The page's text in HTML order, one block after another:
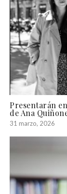
Presentarán
de Ana
31 marzo, 2026